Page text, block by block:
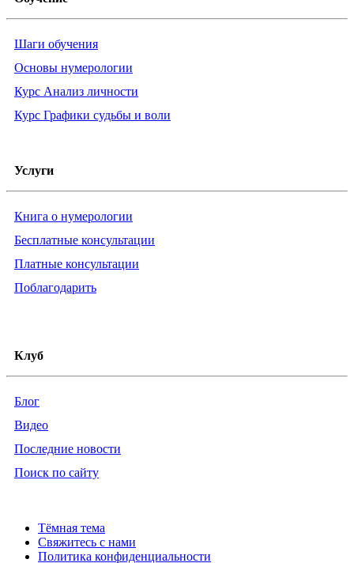
Шаги обучения
Основы нумерологии
Курс Анализ личности
Курс Графики судьбы и воли
Услуги
Книга о нумерологии
Бесплатные консультации
Платные консультации
Поблагодарить
Клуб
Блог
Видео
Последние новости
Поиск по сайту
Тёмная тема
Свяжитесь с нами
Политика конфиденциальности